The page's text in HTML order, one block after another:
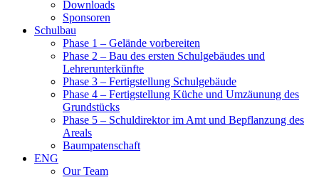
Downloads
Sponsoren
Schulbau
Phase 1 – Gelände vorbereiten
Phase 2 – Bau des ersten Schulgebäudes und
Lehrerunterkünfte
Phase 3 – Fertigstellung Schulgebäude
Phase 4 – Fertigstellung Küche und Umzäunung des
Grundstücks
Phase 5 – Schuldirektor im Amt und Bepflanzung des
Areals
Baumpatenschaft
ENG
Our Team